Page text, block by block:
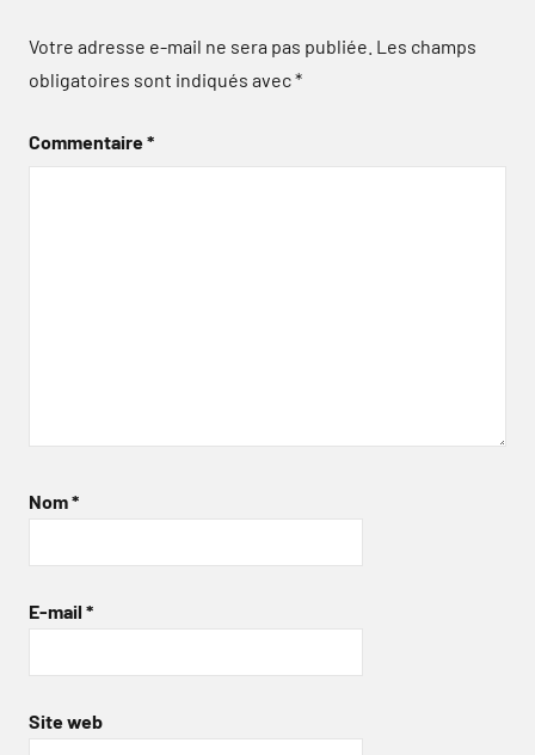
Votre adresse e-mail ne sera pas publiée. Les champs
obligatoires sont indiqués avec*
Commentaire*
Nom*
E-mail *
Site web